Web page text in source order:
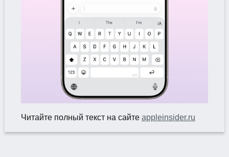
Читайте полный текст на сайте appleinsider.ru